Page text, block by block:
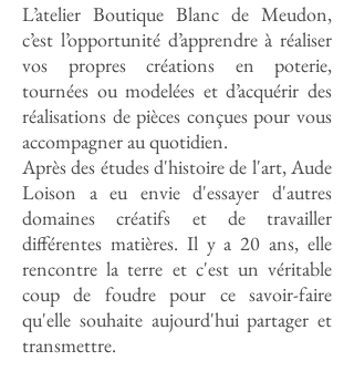
L’atelier Boutique Blanc de Meudon,
c’est l’opportunité d’apprendre à réaliser
vos propres créations en poterie,
tournées ou modelées et d’acquérir des
réalisations de pièces conçues pour vous
accompagner au quotidien.
Après des études d'histoire de l'art, Aude
Loison a eu envie d'essayer d'autres
domaines créatifs et de travailler
différentes matières. Il y a 20 ans, elle
rencontre la terre et c'est un véritable
coup de foudre pour ce savoir-faire
qu'elle souhaite aujourd'hui partager et
transmettre.